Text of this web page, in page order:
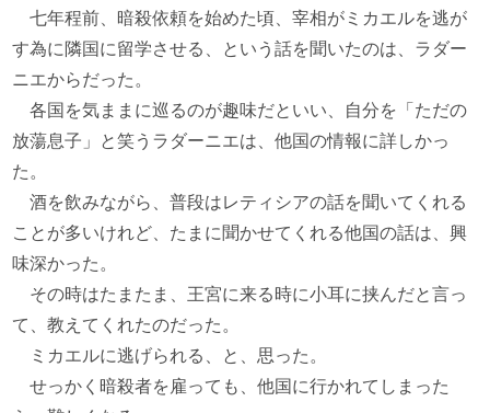
七年程前、暗殺依頼を始めた頃、宰相がミカエルを逃が
す為に隣国に留学させる、という話を聞いたのは、ラダー
ニエからだった。
各国を気ままに巡るのが趣味だといい、自分を「ただの
放蕩息子」と笑うラダーニエは、他国の情報に詳しかっ
た。
酒を飲みながら、普段はレティシアの話を聞いてくれる
ことが多いけれど、たまに聞かせてくれる他国の話は、興
味深かった。
その時はたまたま、王宮に来る時に小耳に挟んだと言っ
て、教えてくれたのだった。
ミカエルに逃げられる、と、思った。
せっかく暗殺者を雇っても、他国に行かれてしまった